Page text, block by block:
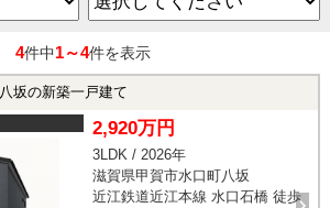
4件中1～4件を表示
坂の新築一戸建て
2,920万円
3LDK / 2026年
滋賀県甲賀市水口町八坂
近江鉄道近江本線 水口石橋 徒歩